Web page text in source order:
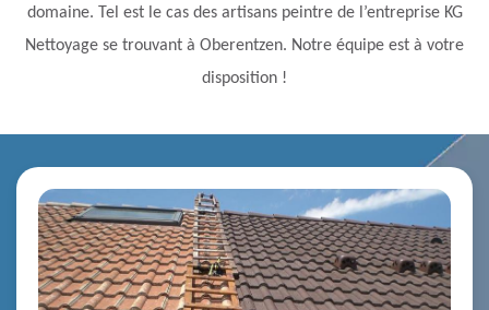
domaine. Tel est le cas des artisans peintre de l’entreprise KG
Nettoyage se trouvant à Oberentzen. Notre équipe est à votre
disposition !